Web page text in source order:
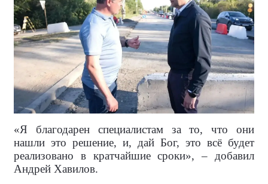
«Я благодарен специалистам за то, что они
нашли это решение, и, дай Бог, это всё будет
реализовано в кратчайшие сроки», – добавил
Андрей Хавилов.